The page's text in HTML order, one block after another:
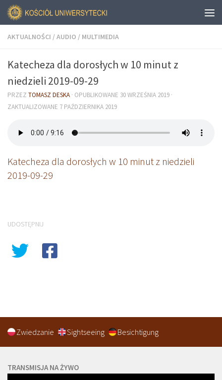
AKTUALNOŚCI /AUDIO / MULTIMEDIA
Katecheza dla dorosłych w 10 minut z
niedzieli 2019-09-29
PRZEZ TOMASZ DESKA · OPUBLIKOWANE 30 WRZEŚNIA 2019 ·
ZAKTUALIZOWANE 7 PAŹDZIERNIKA 2019
Katecheza dla dorosłych w 10 minut z niedzieli
2019-09-29
UDOSTĘPNIJ
Zwiedzanie Sightseeing Besichtigung
TRANSMISJA NA ŻYWO